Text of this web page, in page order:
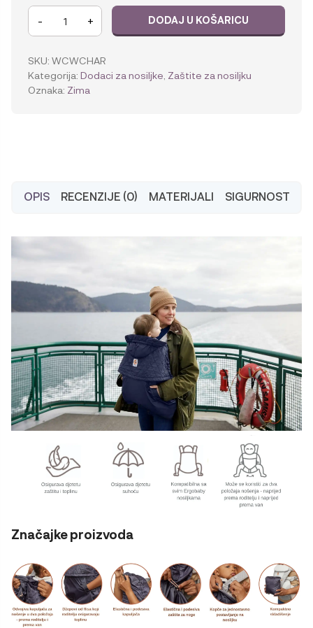
Ergobaby
zaštita
količina
- + DODAJ U KOŠARICU
SKU: WCWCHAR
Kategorija: Dodaci za nosiljke Zaštite za nosiljku
Oznaka: Zima
OPIS RECENZIJE (0) MATERIJALI SIGURNOST
Značajke proizvoda